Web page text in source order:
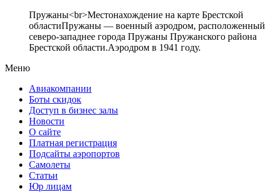
Пружаны<br>Местонахождение на карте Брестской
областиПружаны — военный аэродром, расположенный
северо-западнее города Пружаны Пружанского района
Брестской области.Аэродром в 1941 году.
Меню
Авиакомпании
Боты скидок
Доступ в бизнес залы
Новости
О сайте
Платная регистрация
Подсайты аэропортов
Самолеты
Статьи
Юр лицам